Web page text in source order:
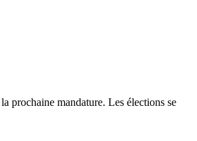
prochaine mandature. Les élections se